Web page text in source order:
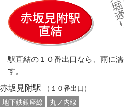
駅直結の１０番出口なら、雨に
す。
赤坂見附駅
（１０番出口）
地下鉄銀座線
丸ノ内線